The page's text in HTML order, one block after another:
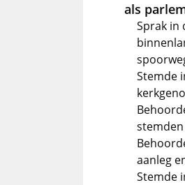
als
Sprak in
Stemde
aanleg
Stemde